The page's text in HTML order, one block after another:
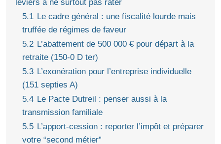
leviers à ne surtout pas rater
5.1 Le cadre général : une fiscalité lourde mais
truffée de régimes de faveur
5.2 L’abattement de 500 000 € pour départ à la
retraite (150‑0 D ter)
5.3 L’exonération pour l’entreprise individuelle
(151 septies A)
5.4 Le Pacte Dutreil : penser aussi à la
transmission familiale
5.5 L’apport‑cession : reporter l’impôt et préparer
votre “second métier”